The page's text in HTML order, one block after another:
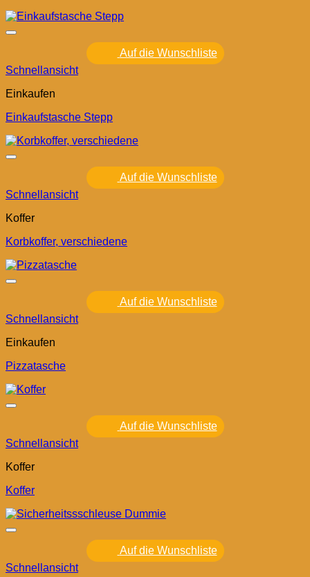
Auf die Wunschliste
Schnellansicht
Einkaufen
Einkaufstasche Stepp
Auf die Wunschliste
Schnellansicht
Koffer
Korbkoffer, verschiedene
Auf die Wunschliste
Schnellansicht
Einkaufen
Pizzatasche
Auf die Wunschliste
Schnellansicht
Koffer
Koffer
Auf die Wunschliste
Schnellansicht